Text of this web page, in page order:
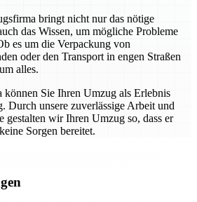
bringt nicht nur das nötige
das Wissen, um mögliche Probleme
es um die Verpackung von
oder den Transport in engen Straßen
alles.
Sie Ihren Umzug als Erlebnis
Durch unsere zuverlässige Arbeit und
gestalten wir Ihren Umzug so, dass er
Sorgen bereitet.